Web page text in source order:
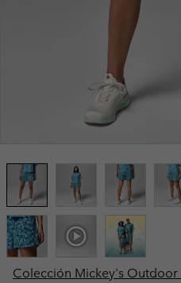
Colección Mickey's Outdoor